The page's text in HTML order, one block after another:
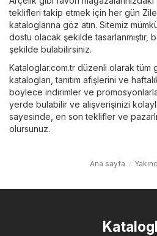
teklifleri takip etmek için her gün
kataloglarına göz atın. Sitemiz
dostu olacak şekilde tasarlanmıştır,
şekilde bulabilirsiniz.
Kataloglar.com.tr düzenli olarak tüm
katalogları, tanıtım afişlerini ve
böylece indirimler ve
yerde bulabilir ve alışverişinizi
sayesinde, en son teklifler ve
olursunuz.
Ana sayfa